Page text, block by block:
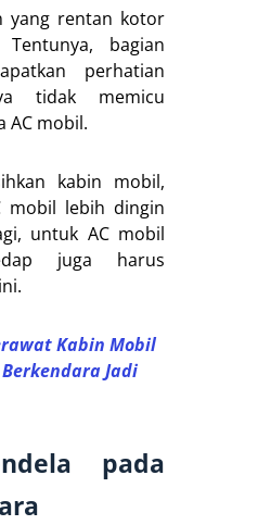
yang rentan kotor
bagian
perhatian
tidak memicu
AC mobil.
kabin mobil,
mobil lebih dingin
untuk AC mobil
juga harus
Kabin Mobil
Jadi
pada